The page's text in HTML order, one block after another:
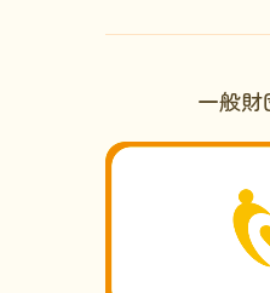
一般財